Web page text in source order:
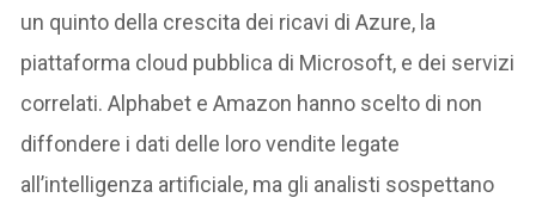
un quinto della crescita dei ricavi di Azure, la
piattaforma cloud pubblica di Microsoft, e dei servizi
correlati. Alphabet e Amazon hanno scelto di non
diffondere i dati delle loro vendite legate
all’intelligenza artificiale, ma gli analisti sospettano